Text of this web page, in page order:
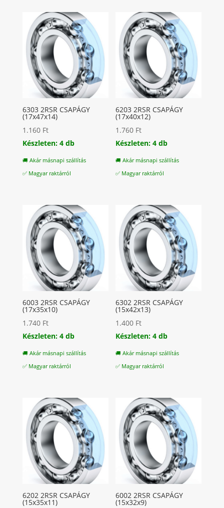
6303 2RSR CSAPÁGY
(17x47x14)
1.160 Ft
Készleten: 4 db
🚚 Akár másnapi szállítás
✅ Magyar raktárról
6203 2RSR CSAPÁGY
(17x40x12)
1.760 Ft
Készleten: 4 db
🚚 Akár másnapi szállítás
✅ Magyar raktárról
6003 2RSR CSAPÁGY
(17x35x10)
1.740 Ft
Készleten: 4 db
🚚 Akár másnapi szállítás
✅ Magyar raktárról
6302 2RSR CSAPÁGY
(15x42x13)
1.400 Ft
Készleten: 4 db
🚚 Akár másnapi szállítás
✅ Magyar raktárról
6202 2RSR CSAPÁGY
(15x35x11)
6002 2RSR CSAPÁGY
(15x32x9)